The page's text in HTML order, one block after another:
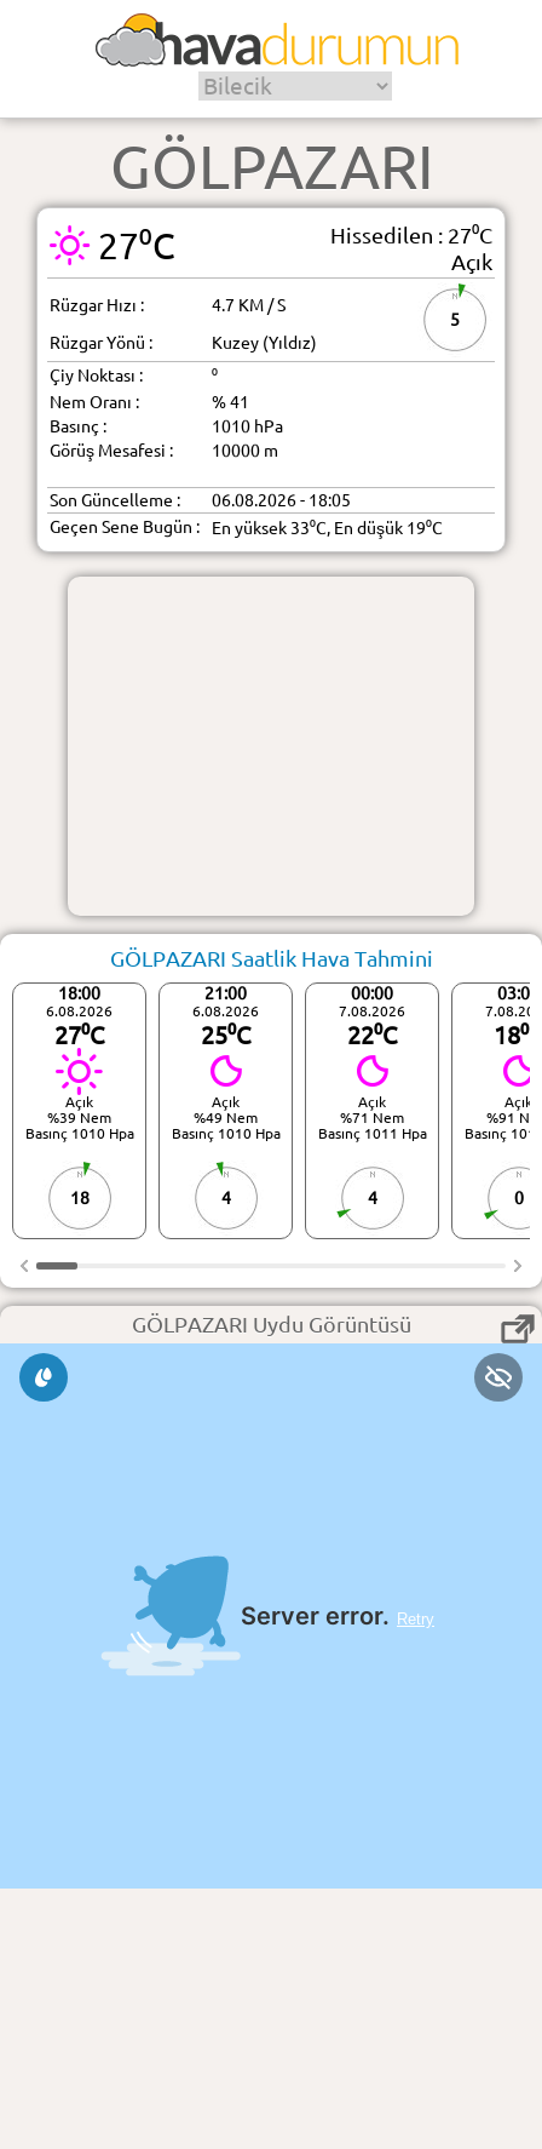
GÖLPAZARI
27⁰C
Hissedilen : 27⁰C
Açık
Rüzgar Hızı : 4.7 KM / S
5
Rüzgar Yönü :
Kuzey (Yıldız)
Çiy Noktası :
⁰
Nem Oranı :
% 41
Basınç :
1010 hPa
Görüş Mesafesi :
10000 m
Son Güncelleme :
06.08.2026 - 18:05
Geçen Sene Bugün :
En yüksek 33⁰C, En düşük 19⁰C
GÖLPAZARI Saatlik Hava Tahmini
18:00
6.08.2026
27⁰C
Açık
%39 Nem
Basınç 1010 Hpa
18
21:00
6.08.2026
25⁰C
Açık
%49 Nem
Basınç 1010 Hpa
4
00:00
7.08.2026
22⁰C
Açık
%71 Nem
Basınç 1011 Hpa
4
03:00
18⁰C
Açık
%91
Basınç
0
GÖLPAZARI Uydu Görüntüsü